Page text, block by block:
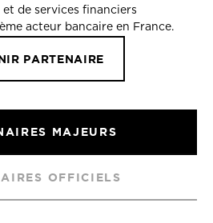
et de services financiers
acteur bancaire en France.
PARTENAIRE
MAJEURS
OFFICIELS